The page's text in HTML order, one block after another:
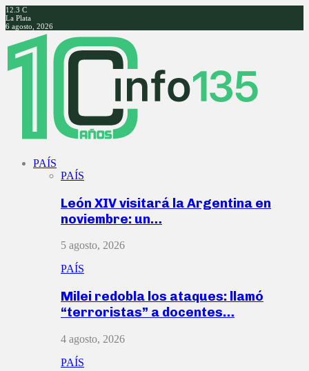
12.3 C
La Plata
6 agosto, 2026
Facebook
Twitter
Instagram
Youtube
PAÍS
PAÍS
León XIV visitará la Argentina en
noviembre: un…
5 agosto, 2026
PAÍS
Milei redobla los ataques: llamó
“terroristas” a docentes…
4 agosto, 2026
PAÍS